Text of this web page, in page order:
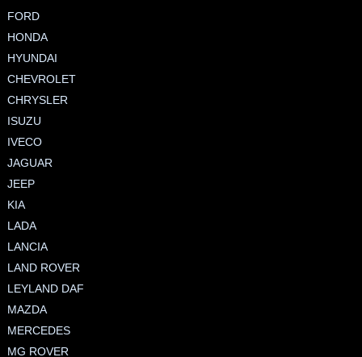
FORD
HONDA
HYUNDAI
CHEVROLET
CHRYSLER
ISUZU
IVECO
JAGUAR
JEEP
KIA
LADA
LANCIA
LAND ROVER
LEYLAND DAF
MAZDA
MERCEDES
MG ROVER